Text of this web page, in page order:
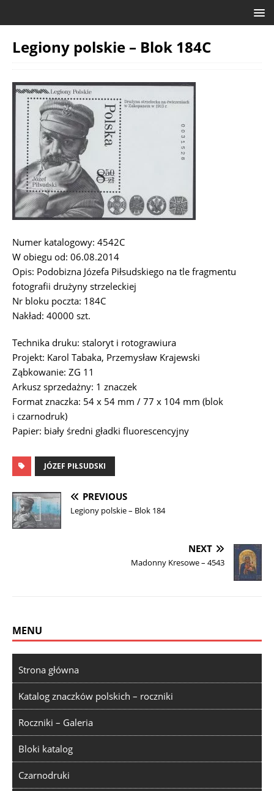
Legiony polskie – Blok 184C
Numer katalogowy: 4542C
W obiegu od: 06.08.2014
Opis: Podobizna Józefa Piłsudskiego na tle fragmentu
fotografii drużyny strzeleckiej
Nr bloku poczta: 184C
Nakład: 40000 szt.
Technika druku: staloryt i rotograwiura
Projekt: Karol Tabaka, Przemysław Krajewski
Ząbkowanie: ZG 11
Arkusz sprzedażny: 1 znaczek
Format znaczka: 54 x 54 mm / 77 x 104 mm (blok
i czarnodruk)
Papier: biały średni gładki fluorescencyjny
JÓZEF PIŁSUDSKI
PREVIOUS
Legiony polskie – Blok 184
NEXT
Madonny Kresowe – 4543
MENU
Strona główna
Katalog znaczków polskich – roczniki
Roczniki – Galeria
Bloki katalog
Czarnodruki